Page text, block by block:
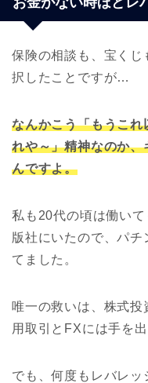
保険の相談も、宝くじ
択したことですが…
なんかこう「もうこ
れや～」精神なのか
んですよ。
私も20代の頃は働い
版社にいたので、パチ
てました。
唯一の救いは、株式
用取引とFXには手を
でも、何度もレバレ